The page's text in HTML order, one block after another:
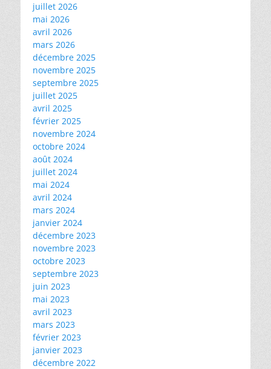
juillet 2026
mai 2026
avril 2026
mars 2026
décembre 2025
novembre 2025
septembre 2025
juillet 2025
avril 2025
février 2025
novembre 2024
octobre 2024
août 2024
juillet 2024
mai 2024
avril 2024
mars 2024
janvier 2024
décembre 2023
novembre 2023
octobre 2023
septembre 2023
juin 2023
mai 2023
avril 2023
mars 2023
février 2023
janvier 2023
décembre 2022